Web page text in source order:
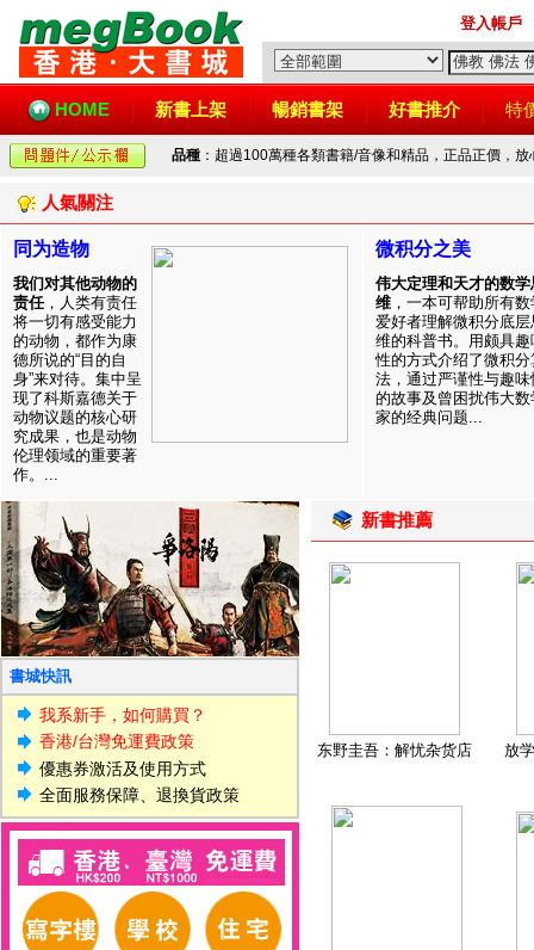
登入帳戶
HOME 新書上架 暢銷書架 好書推介 特
品種 ：超過100萬種各類書籍/音像和精品，正品正價，
人氣關注
同为造物
我们对其他动物的
责任，人类有责任
将一切有感受能力
的动物，都作为康
德所说的“目的自
身”来对待。集中呈
现了科斯嘉德关于
动物议题的核心研
究成果，也是动物
伦理领域的重要著
作。...
微积分之美
伟大定理和天才的数学
维 ，一本可帮助所有数
爱好者理解微积分底层
维的科普书。用颇具趣
性的方式介绍了微积分
法，通过严谨性与趣味
的故事及曾困扰伟大数
家的经典问题...
書城快訊
我系新手，如何購買？
香港/台灣免運費政策
優惠券激活及使用方式
全面服務保障、退換貨政策
新書推薦
东野圭吾：解忧杂货店 放